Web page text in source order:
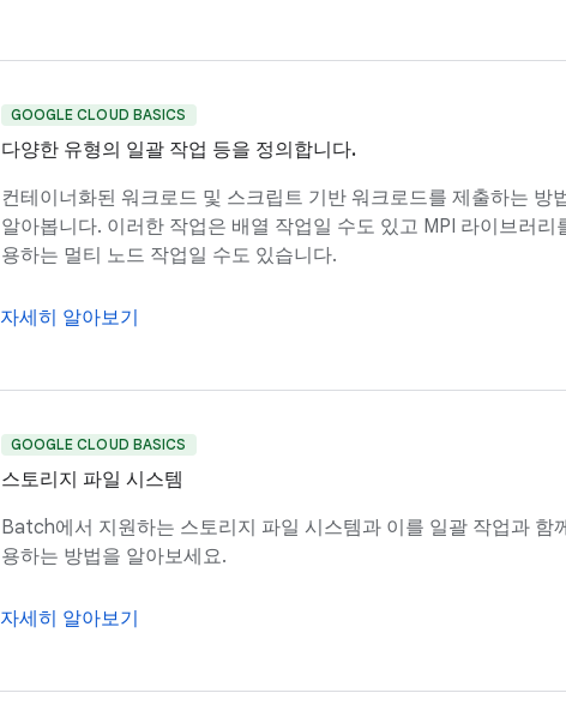
GOOGLE CLOUD BASICS
다양한 유형의 일괄 작업 등을 정의합니다.
컨테이너화된 워크로드 및 스크립트 기반 워크로드를 제출하는 방
알아봅니다. 이러한 작업은 배열 작업일 수도 있고 MPI 라이브러리
용하는 멀티 노드 작업일 수도 있습니다.
자세히 알아보기
GOOGLE CLOUD BASICS
스토리지 파일 시스템
Batch에서 지원하는 스토리지 파일 시스템과 이를 일괄 작업과 함
용하는 방법을 알아보세요.
자세히 알아보기